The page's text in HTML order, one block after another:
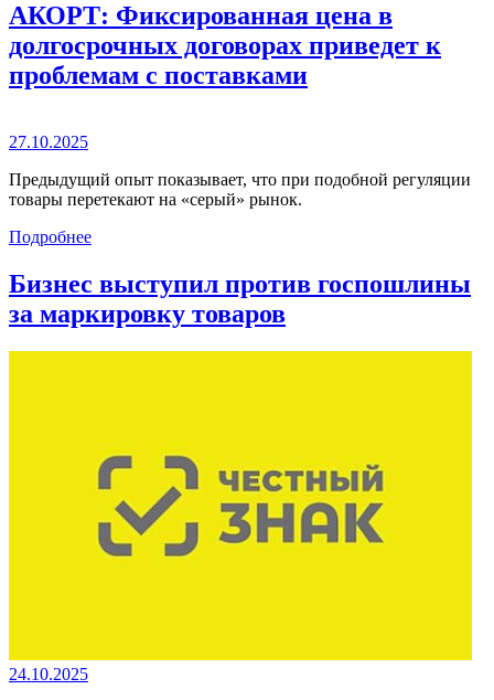
АКОРТ: Фиксированная цена в
долгосрочных договорах приведет к
проблемам с поставками
27.10.2025
Предыдущий опыт показывает, что при подобной регуляции
товары перетекают на «серый» рынок.
Подробнее
Бизнес выступил против госпошлины
за маркировку товаров
24.10.2025